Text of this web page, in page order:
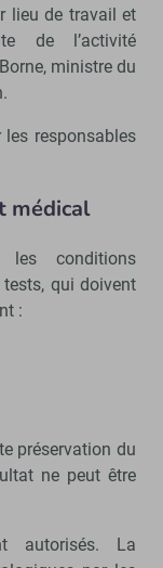
lieu de travail et
de l’activité
ministre du
les responsables
médical
les conditions
qui doivent
:
préservation du
ne peut être
autorisés. La